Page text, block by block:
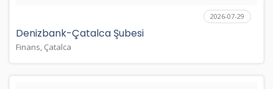
2026-07-29
Denizbank-Çatalca Şubesi
Finans, Çatalca